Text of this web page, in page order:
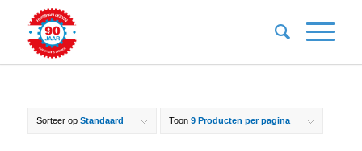
Sorteer op Standaard Toon 9 Producten per pagina